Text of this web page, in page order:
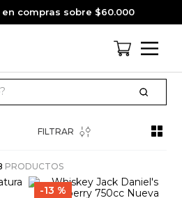
compras sobre $60.000
FILTRAR
PRODUCTOS
13 %